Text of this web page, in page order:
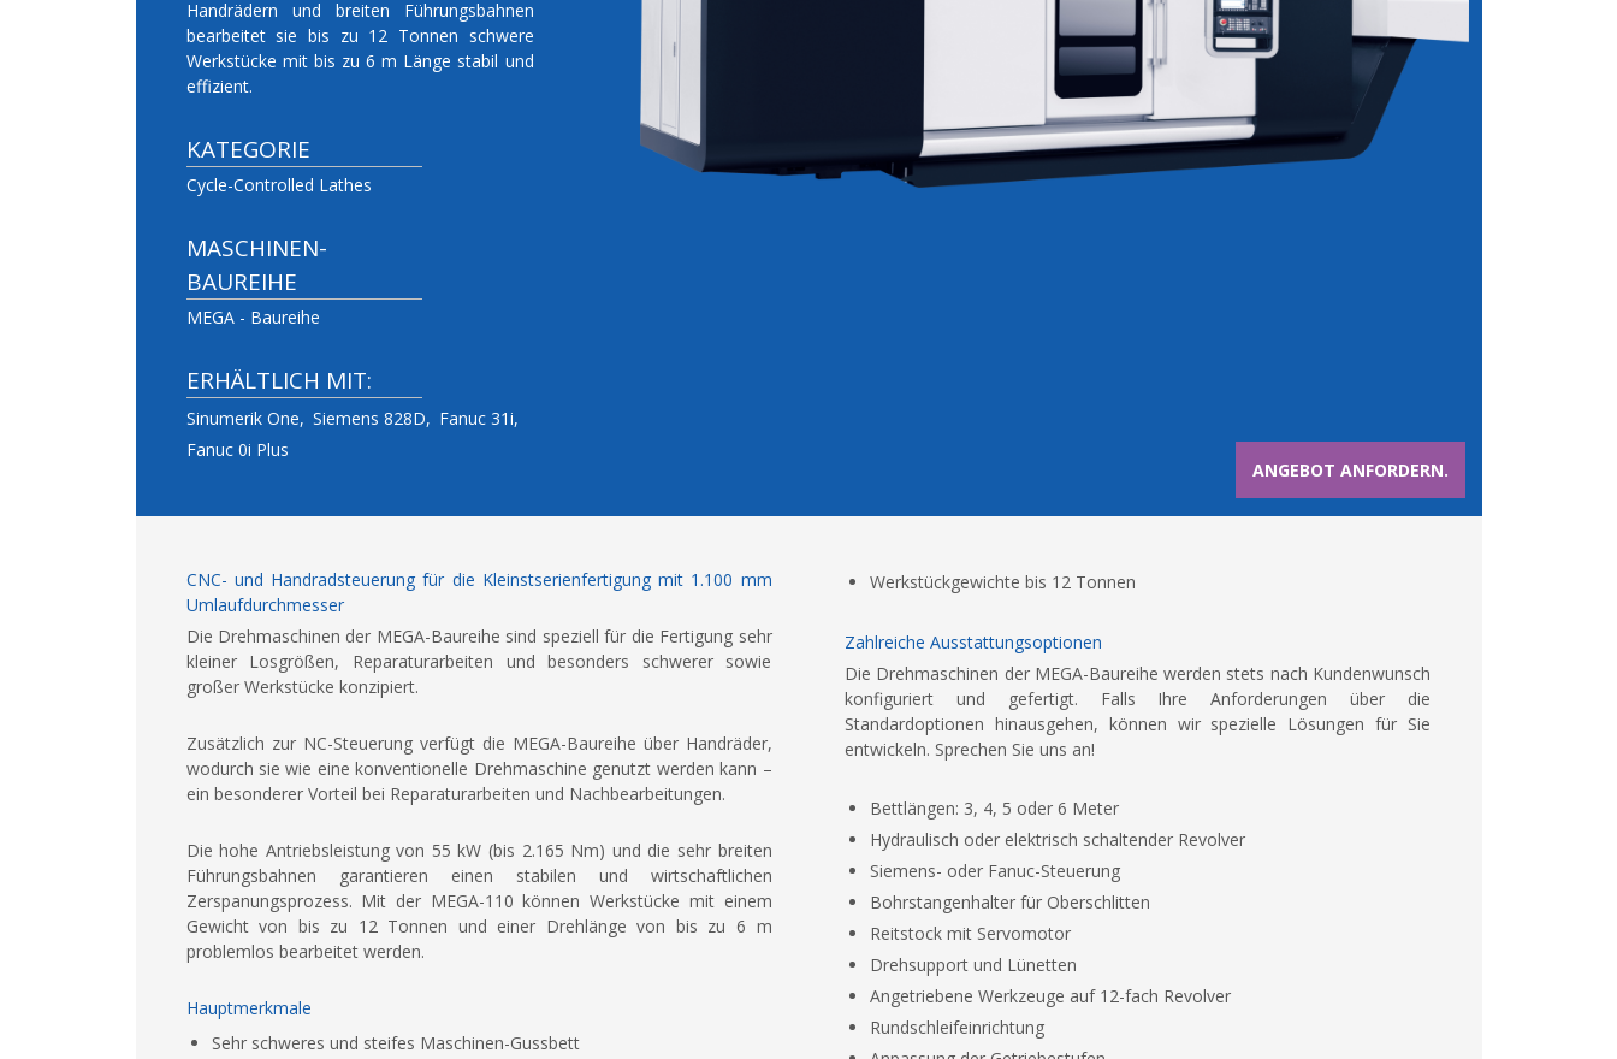
Handrädern und breiten Führungsbahnen
bearbeitet sie bis zu 12 Tonnen schwere
Werkstücke mit bis zu 6 m Länge stabil und
effizient.
KATEGORIE
Cycle-Controlled Lathes
MASCHINEN-
BAUREIHE
MEGA - Baureihe
ERHÄLTLICH MIT:
Sinumerik One Siemens 828D
Fanuc 31i
Fanuc 0i Plus
ANGEBOT ANFORDERN.
CNC- und Handradsteuerung für die Kleinstserienfertigung mit 1.100 mm
Umlaufdurchmesser
Die Drehmaschinen der MEGA-Baureihe sind speziell für die Fertigung sehr
kleiner Losgrößen, Reparaturarbeiten und besonders schwerer sowie
großer Werkstücke konzipiert.
Zusätzlich zur NC-Steuerung verfügt die MEGA-Baureihe über Handräder,
wodurch sie wie eine konventionelle Drehmaschine genutzt werden kann –
ein besonderer Vorteil bei Reparaturarbeiten und Nachbearbeitungen.
Die hohe Antriebsleistung von 55 kW (bis 2.165 Nm) und die sehr breiten
Führungsbahnen garantieren einen stabilen und wirtschaftlichen
Zerspanungsprozess. Mit der MEGA-110 können Werkstücke mit einem
Gewicht von bis zu 12 Tonnen und einer Drehlänge von bis zu 6 m
problemlos bearbeitet werden.
Hauptmerkmale
Sehr schweres und steifes Maschinen-Gussbett
Werkstückgewichte bis 12 Tonnen
Zahlreiche Ausstattungsoptionen
Die Drehmaschinen der MEGA-Baureihe werden stets nach Kundenwunsch
konfiguriert und gefertigt. Falls Ihre Anforderungen über die
Standardoptionen hinausgehen, können wir spezielle Lösungen für Sie
entwickeln. Sprechen Sie uns an!
Bettlängen: 3, 4, 5 oder 6 Meter
Hydraulisch oder elektrisch schaltender Revolver
Siemens- oder Fanuc-Steuerung
Bohrstangenhalter für Oberschlitten
Reitstock mit Servomotor
Drehsupport und Lünetten
Angetriebene Werkzeuge auf 12-fach Revolver
Rundschleifeinrichtung